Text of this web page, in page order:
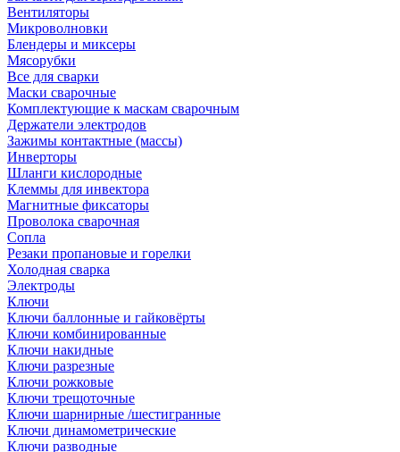
Вентиляторы
Микроволновки
Блендеры и миксеры
Мясорубки
Все для сварки
Маски сварочные
Комплектующие к маскам сварочным
Держатели электродов
Зажимы контактные (массы)
Инверторы
Шланги кислородные
Клеммы для инвектора
Магнитные фиксаторы
Проволока сварочная
Сопла
Резаки пропановые и горелки
Холодная сварка
Электроды
Ключи
Ключи баллонные и гайковёрты
Ключи комбинированные
Ключи накидные
Ключи разрезные
Ключи рожковые
Ключи трещоточные
Ключи шарнирные /шестигранные
Ключи динамометрические
Ключи разводные